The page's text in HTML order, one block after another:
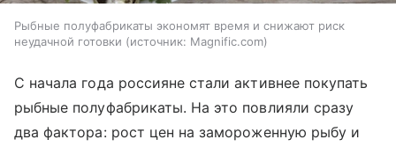
Рыбные полуфабрикаты экономят время и снижают риск
неудачной готовки
источник: Magnific.com
С начала года россияне стали активнее покупать
рыбные полуфабрикаты. На это повлияли сразу
два фактора: рост цен на замороженную рыбу и